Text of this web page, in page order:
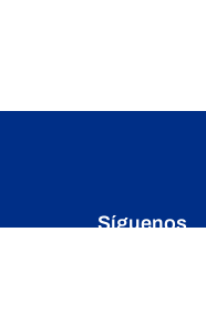
Síguenos